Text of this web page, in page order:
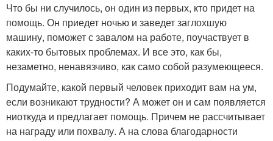
Что бы ни случилось, он один из первых, кто придет на
помощь. Он приедет ночью и заведет заглохшую
машину, поможет с завалом на работе, поучаствует в
каких-то бытовых проблемах. И все это, как бы,
незаметно, ненавязчиво, как само собой разумеющееся.
Подумайте, какой первый человек приходит вам на ум,
если возникают трудности? А может он и сам появляется
ниоткуда и предлагает помощь. Причем не рассчитывает
на награду или похвалу. А на слова благодарности